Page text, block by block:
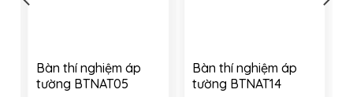
Bàn thí nghiệm áp
tường BTNAT05
Bàn thí nghiệm áp
tường BTNAT14